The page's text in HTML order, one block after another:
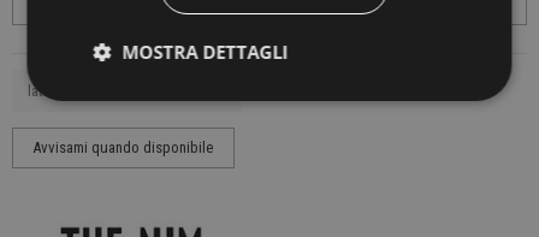
MOSTRA DETTAGLI